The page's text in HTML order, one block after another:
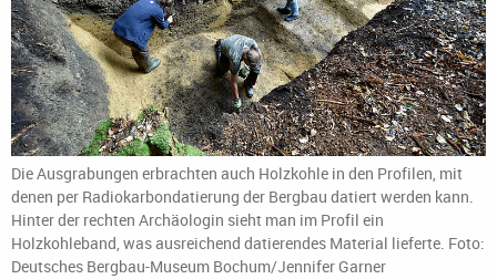
Die Ausgrabungen erbrachten auch Holzkohle in den Profilen, mit
denen per Radiokarbondatierung der Bergbau datiert werden kann.
Hinter der rechten Archäologin sieht man im Profil ein
Holzkohleband, was ausreichend datierendes Material lieferte. Foto:
Deutsches Bergbau-Museum Bochum/Jennifer Garner